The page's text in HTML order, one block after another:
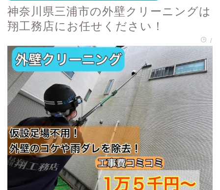
神奈川県三浦市の外壁クリーニングは
翔工務店にお任せください！
/